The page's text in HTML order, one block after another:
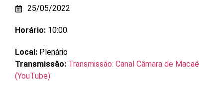
25/05/2022
Horário: 10:00
Local: Plenário
Transmissão: Transmissão: Canal Câmara de Macaé
(YouTube)